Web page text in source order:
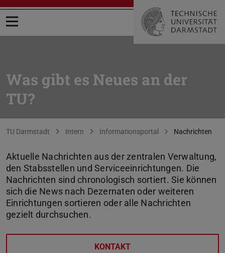
Menü öffnen
Was gibt es Neues an der
TU?
Sie befinden sich hier:
TU Darmstadt Intern Informationsportal Nachrichten
Aktuelle Nachrichten aus der zentralen Verwaltung,
den Stabsstellen und Serviceeinrichtungen. Die
Nachrichten sind chronologisch sortiert. Sie können
sich die News nach Dezernaten oder weiteren
Einrichtungen sortieren oder alle Nachrichten
gezielt durchsuchen.
KONTAKT